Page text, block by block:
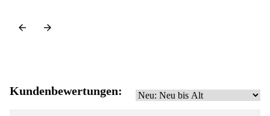
Kundenbewertungen: